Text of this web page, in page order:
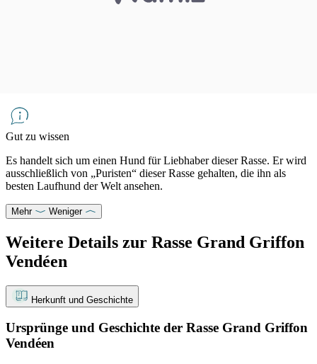
Gut zu wissen
Es handelt sich um einen Hund für Liebhaber dieser Rasse. Er wird
ausschließlich von „Puristen“ dieser Rasse gehalten, die ihn als
besten Laufhund der Welt ansehen.
Mehr Weniger
Weitere Details zur Rasse Grand Griffon
Vendéen
Herkunft und Geschichte
Ursprünge und Geschichte der Rasse Grand Griffon
Vendéen